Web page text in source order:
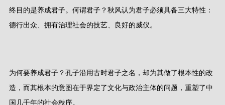
终目的是养成君子。何谓君子？秋风认为君子必须具备三大特性：
德行出众、拥有治理社会的技艺、良好的威仪。
为何要养成君子？孔子沿用古时君子之名，却为其做了根本性的改
造，而其根本的意图在于界定了文化与政治主体的问题，重塑了中
国几千年的社会秩序。